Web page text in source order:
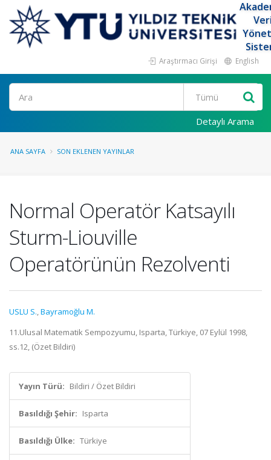
Araştırmacı Girişi English
Ara
Detaylı Arama
ANA SAYFA SON EKLENEN YAYINLAR
Normal Operatör Katsayılı
Sturm-Liouville
Operatörünün Rezolventi
USLU S.,Bayramoğlu M.
11.Ulusal Matematik Sempozyumu, Isparta, Türkiye, 07 Eylül 1998,
ss.12, (Özet Bildiri)
Yayın Türü: Bildiri / Özet Bildiri
Basıldığı Şehir: Isparta
Basıldığı Ülke: Türkiye